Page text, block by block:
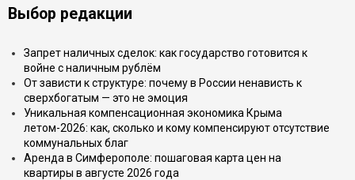
Выбор редакции
Запрет наличных сделок: как государство готовится к
войне с наличным рублём
От зависти к структуре: почему в России ненависть к
сверхбогатым — это не эмоция
Уникальная компенсационная экономика Крыма
летом-2026: как, сколько и кому компенсируют отсутствие
коммунальных благ
Аренда в Симферополе: пошаговая карта цен на
квартиры в августе 2026 года